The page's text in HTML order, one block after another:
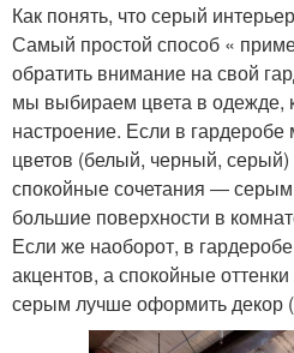
Спальня с яркими
акцентами
Мебель в спальне
Черная спальня
Как понять, что серый
Самый простой способ «
обратить внимание на свой
мы выбираем цвета в одежде,
настроение. Если в гардеробе
цветов (белый, черный,
спокойные сочетания ―
большие поверхности в
Если же наоборот, в
акцентов, а спокойные
серым лучше оформить декор